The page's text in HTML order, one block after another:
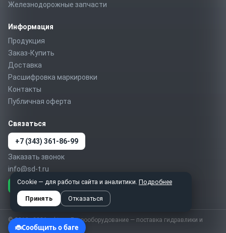
Железнодорожные запчасти
Информация
Продукция
Заказ-Купить
Доставка
Расшифровка маркировки
Контакты
Публичная оферта
Связаться
+7 (343) 361-86-99
Заказать звонок
info@sd-t.ru
WhatsApp Telegram MAX
© 2010–2026 sd-t.ru · Гидрооборудование — поставка гидравлики и
пневматики по России
Cookie — для работы сайта и аналитики. Подробнее
Принять Отказаться